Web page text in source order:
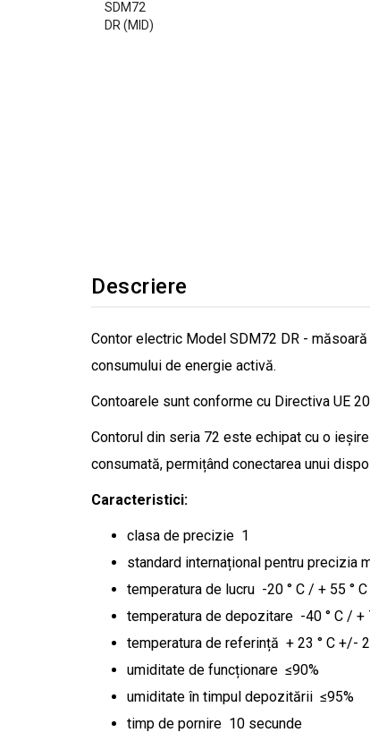
Descriere
Contor electric Model SDM72 DR -
consumului de energie activă.
Contoarele sunt conforme cu Directiva UE
Contorul din seria 72 este echipat cu o
consumată, permițând conectarea unui
Caracteristici:
clasa de precizie 1
standard internațional pentru precizia
temperatura de lucru -20 ° C / + 55 ° C
temperatura de depozitare -40 ° C / +
temperatura de referință + 23 ° C +/- 2
umiditate de funcționare ≤90%
umiditate în timpul depozitării ≤95%
timp de pornire 10 secunde